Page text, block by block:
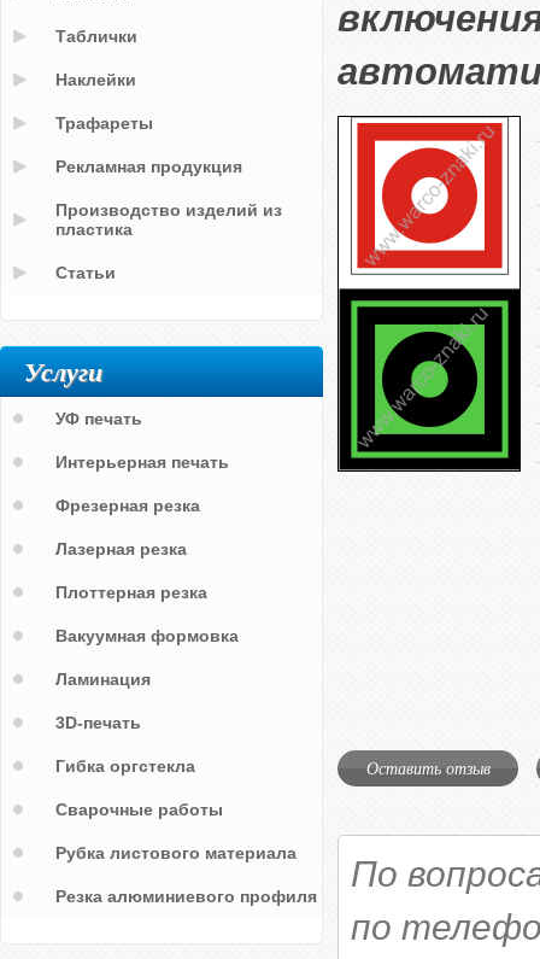
Оставить отзыв
По
по
Таблички
Наклейки
Трафареты
Рекламная продукция
Производство изделий из
пластика
Статьи
Услуги
УФ печать
Интерьерная печать
Фрезерная резка
Лазерная резка
Плоттерная резка
Вакуумная формовка
Ламинация
3D-печать
Гибка оргстекла
Сварочные работы
Рубка листового материала
Резка алюминиевого профиля